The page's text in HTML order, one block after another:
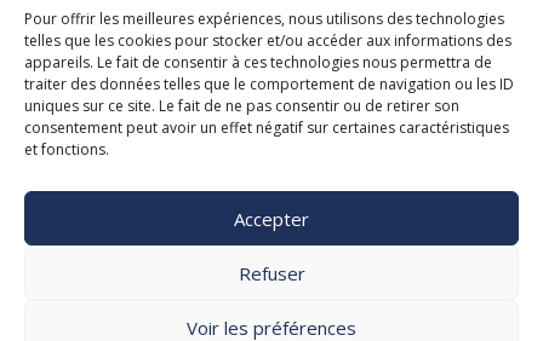
Pour offrir les meilleures expériences, nous utilisons des technologies
telles que les cookies pour stocker et/ou accéder aux informations des
appareils. Le fait de consentir à ces technologies nous permettra de
traiter des données telles que le comportement de navigation ou les ID
uniques sur ce site. Le fait de ne pas consentir ou de retirer son
consentement peut avoir un effet négatif sur certaines caractéristiques
et fonctions.
Accepter
Refuser
Voir les préférences
La Ligue de l’Enseignement
Fédération des Œuvres Laïques de Vaucluse
Nous vous accueillons dans nos locaux du lundi au jeudi de 08h00 à 12h30
et de 13h30 à 17h00. Le standard téléphonique est ouvert le vendredi de
08h00 à 12h30 et de 13h30 à 16h00.
Mentions légales Politique de confidentialité